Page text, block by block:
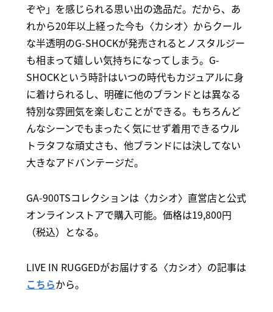
ぞや」を感じられる思い出の逸品だ。だから、あ
れから20年以上経った今も〈カシオ〉からクール
な半透明のG-SHOCKが発売されるとノスタルジー
も相まって嬉しい気持ちになってしまう。G-
SHOCKという時計はいつの時代もカジュアルに身
に着けられるし、明確に他のブランドとは異なる
特別な雰囲気を楽しむことができる。もちろんど
んなシーンでもまったく気にせず着用できるウル
トラタフな頑丈さも、他ブランドには決してない
大きなアドバンテージだ。
GA-900TSコレクションは〈カシオ〉直営店と公式
オンラインストアで購入可能。価格は19,800円
（税込）となる。
LIVE IN RUGGEDがお届けする〈カシオ〉の記事は
こちらから。